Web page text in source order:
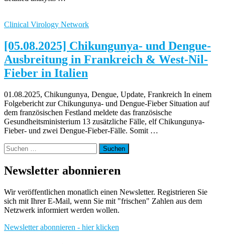
Clinical Virology Network
[05.08.2025] Chikungunya- und Dengue-
Ausbreitung in Frankreich & West-Nil-
Fieber in Italien
01.08.2025, Chikungunya, Dengue, Update, Frankreich In einem
Folgebericht zur Chikungunya- und Dengue-Fieber Situation auf
dem französischen Festland meldete das französische
Gesundheitsministerium 13 zusätzliche Fälle, elf Chikungunya-
Fieber- und zwei Dengue-Fieber-Fälle. Somit …
Suchen
nach:
Newsletter abonnieren
Wir veröffentlichen monatlich einen Newsletter. Registrieren Sie
sich mit Ihrer E-Mail, wenn Sie mit "frischen" Zahlen aus dem
Netzwerk informiert werden wollen.
Newsletter abonnieren - hier klicken